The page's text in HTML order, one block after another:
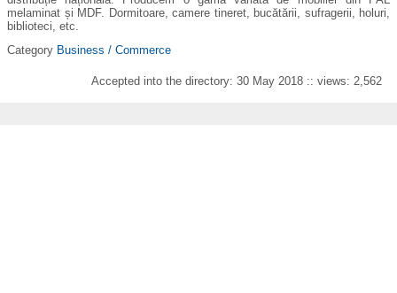
melaminat și MDF. Dormitoare, camere tineret, bucătării, sufragerii, holuri,
biblioteci, etc.
Category Business / Commerce
Accepted into the directory: 30 May 2018 :: views: 2,562